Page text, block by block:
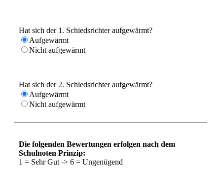
Hat sich der 1. Schiedsrichter aufgewärmt?
Aufgewärmt
Nicht aufgewärmt
Hat sich der 2. Schiedsrichter aufgewärmt?
Aufgewärmt
Nicht aufgewärmt
Die folgenden Bewertungen erfolgen nach dem
Schulnoten Prinzip:
1 = Sehr Gut -> 6 = Ungenügend